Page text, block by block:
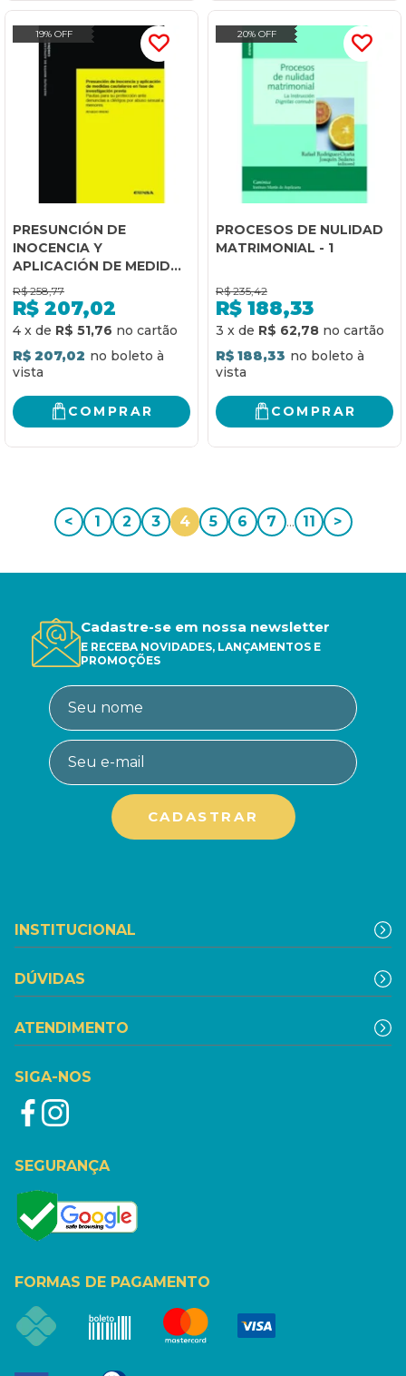
19% OFF
PRESUNCIÓN DE
INOCENCIA Y
APLICACIÓN DE MEDIDAS
CAUTELARES EN FASE DE
INVESTIGACIÓN PREVIA
R$ 258,77
R$ 207,02
4 x de R$ 51,76
R$ 207,02
COMPRAR
20% OFF
PROCESOS DE NULIDAD
MATRIMONIAL - 1
R$ 235,42
R$ 188,33
3 x de R$ 62,78
R$ 188,33
COMPRAR
< 1 2 3 4 5 6 7 ... 11 >
Cadastre-se em nossa newsletter
E RECEBA NOVIDADES, LANÇAMENTOS E
PROMOÇÕES
INSTITUCIONAL
DÚVIDAS
ATENDIMENTO
SIGA-NOS
SEGURANÇA
FORMAS DE PAGAMENTO